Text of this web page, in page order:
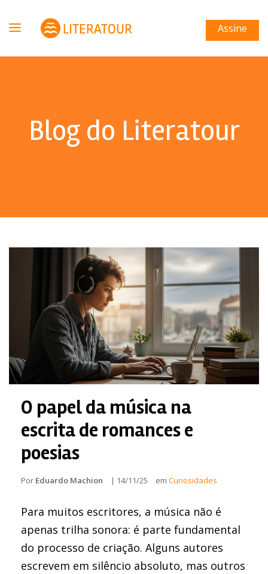
Assine
Blog do Literatour
O papel da música na
escrita de romances e
poesias
Por Eduardo Machion | 14/11/25 em Curiosidades
Para muitos escritores, a música não é
apenas trilha sonora: é parte fundamental
do processo de criação. Alguns autores
escrevem em silêncio absoluto, mas outros